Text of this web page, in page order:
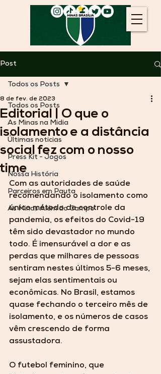
Post
Todos os Posts
As Minas na Mídia
Últimas notícias
Press Kit - Jogos
Nossa História
Parceiros em Pauta
As Minas Além do Campo
Todos os Posts
Editorial | O que o
isolamento e a distância
social fez com o nosso
time
8 de fev. de 2023
Com as autoridades de saúde
recomendando o isolamento como
único método de controle da
pandemia, os efeitos do Covid-19
têm sido devastador no mundo
todo. É imensurável a dor e as
perdas que milhares de pessoas
sentiram nestes últimos 5-6 meses,
sejam elas sentimentais ou
econômicas. No Brasil, estamos
quase fechando o terceiro mês de
isolamento, e os números de casos
vêm crescendo de forma
assustadora.
O futebol feminino, que